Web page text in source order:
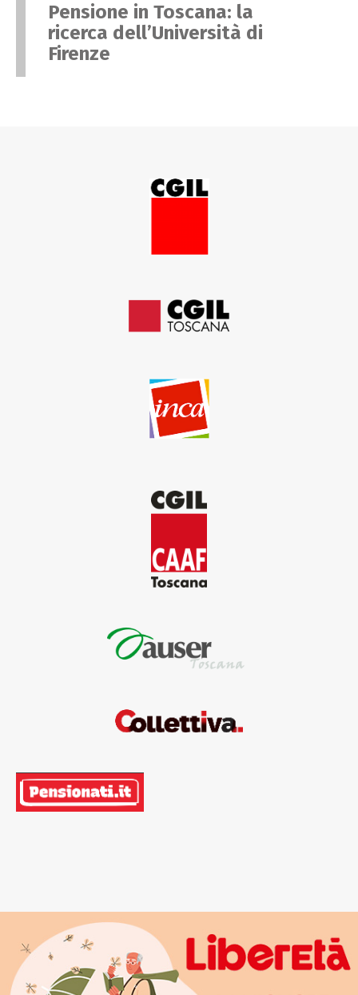
Pensione in Toscana: la
ricerca dell’Università di
Firenze